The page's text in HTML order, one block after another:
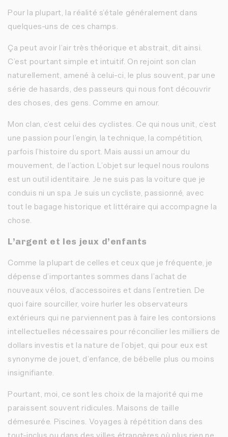
Pour la plupart, la réalité s’étale généralement dans
quelques-uns de ces champs.
Ça peut avoir l’air très théorique et abstrait, dit ainsi.
C’est pourtant simple et intuitif. On rejoint son clan
naturellement, amené à celui-ci, le plus souvent, par une
série de hasards, des passeurs qui nous font découvrir
des choses, des gens. Comme en amour.
Mon clan, c’est celui des cyclistes. Ce qui nous unit, c’est
une passion pour l’engin, la technique, la compétition,
parfois l’histoire du sport. Mais aussi un amour du
mouvement, de l’action. L’objet sur lequel nous roulons
est un outil identitaire. Je ne suis pas la voiture que je
conduis ni un spa. Je suis un cycliste, passionné, avec
tout le bagage historique et littéraire qui accompagne la
chose.
L’argent et les jeux d’enfants
Comme la plupart de celles et ceux que je fréquente, je
dépense d’importantes sommes dans l’achat de
nouveaux vélos, d’accessoires et dans l’entretien. De
quoi faire sourciller, voire hurler les observateurs
extérieurs qui ne parviennent pas à faire les contorsions
intellectuelles nécessaires pour réconcilier les milliers de
dollars investis et la nature de l’objet, qui pour eux est
synonyme de jouet, d’enfance, de bébelle plus ou moins
insignifiante.
Pourtant, moi, ce sont les choix de la majorité qui me
paraissent souvent ridicules. Maisons de taille
démesurée. Piscines. Voyages à répétition dans des
tout-inclus ou dans des villes étrangères où plus rien ne